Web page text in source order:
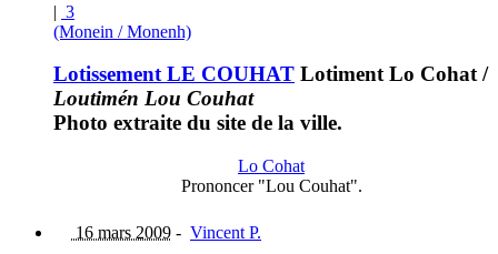
| 3
(Monein / Monenh)
Lotissement LE COUHAT Lotiment Lo Cohat/
Loutimén Lou Couhat
Photo extraite du site de la ville.
Lo Cohat
Prononcer "Lou Couhat".
16 mars 2009 - Vincent P.